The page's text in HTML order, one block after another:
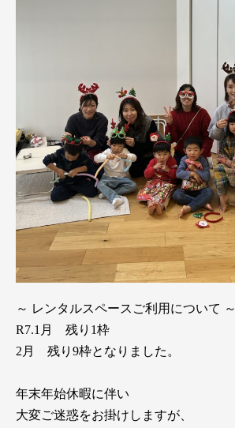
～ レンタルスペースご利用について ～
R7.1月 残り1枠
2月 残り9枠となりました。
年末年始休暇に伴い
大変ご迷惑をお掛けしますが、